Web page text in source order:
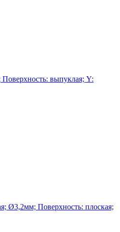
выпуклая; Y:
Ø3,2мм; Поверхность: плоская;